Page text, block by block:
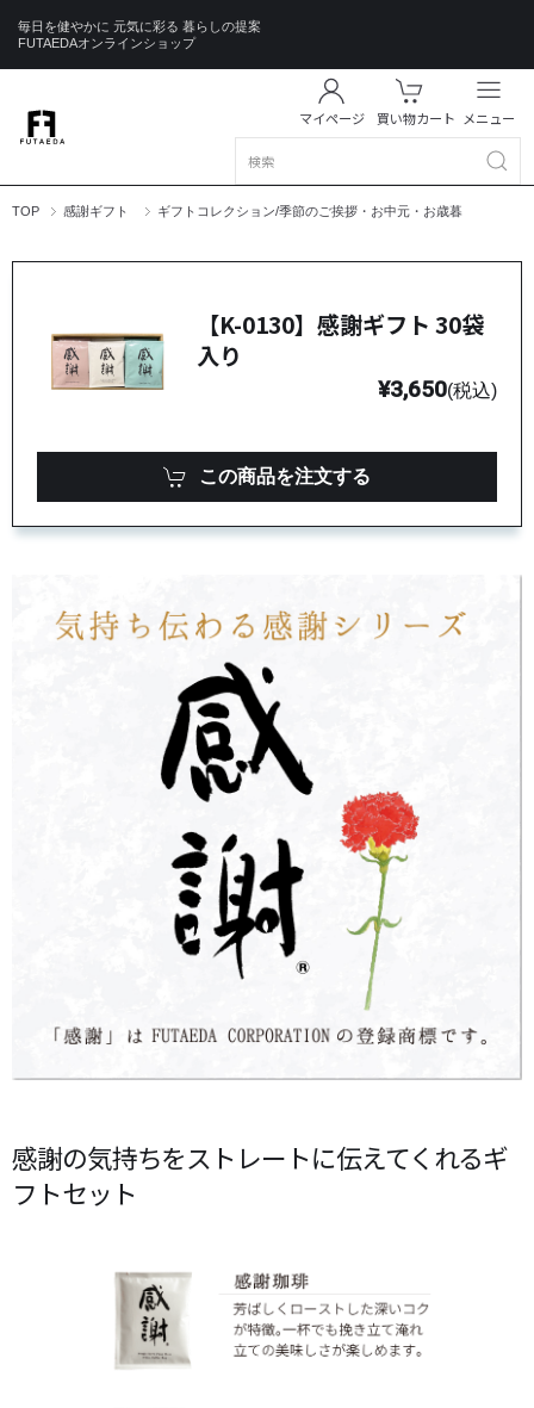
毎日を健やかに 元気に彩る 暮らしの提案
FUTAEDAオンラインショップ
マイページ 買い物カート メニュー
TOP 感謝ギフト ギフトコレクション/季節のご挨拶・お中元・お歳暮
【K-0130】感謝ギフト 30袋
入り
¥3,650(税込)
この商品を注文する
感謝の気持ちをストレートに伝えてくれるギ
フトセット